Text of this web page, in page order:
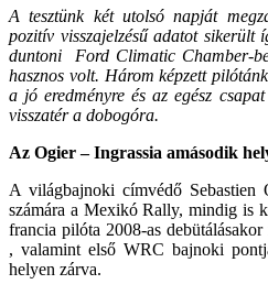
A tesztünk két utolsó napját
pozitív visszajelzésű adatot
duntoni Ford Climatic Chamber-
hasznos volt. Három képzett
a jó eredményre és az egész
visszatér a dobogóra.
Az Ogier – Ingrassia amásodik
A világbajnoki címvédő Sebastien
számára a Mexikó Rally, mindig is
francia pilóta 2008-as
, valamint első WRC bajnoki
helyen zárva.